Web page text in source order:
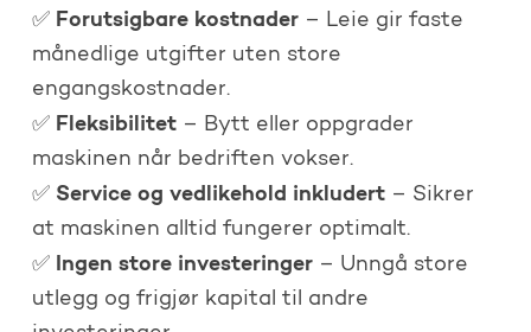
✅ Forutsigbare kostnader– Leie gir faste
månedlige utgifter uten store
engangskostnader.
✅ Fleksibilitet– Bytt eller oppgrader
maskinen når bedriften vokser.
✅ Service og vedlikehold inkludert– Sikrer
at maskinen alltid fungerer optimalt.
✅
Ingen store investeringer– Unngå store
utlegg og frigjør kapital til andre